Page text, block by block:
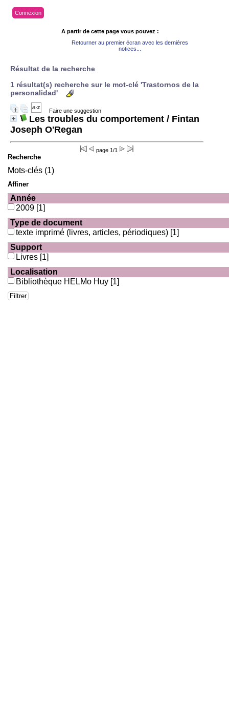
Connexion
A partir de cette page vous pouvez :
Retourner au premier écran avec les dernières
notices...
Résultat de la recherche
1 résultat(s) recherche sur le mot-clé 'Trastornos de la
personalidad'
Faire une suggestion
Les troubles du comportement / Fintan
Joseph O'Regan
page 1/1
Recherche
Mots-clés (1)
Affiner
Année
2009 [1]
Type de document
texte imprimé (livres, articles, périodiques) [1]
Support
Livres [1]
Localisation
Bibliothèque HELMo Huy [1]